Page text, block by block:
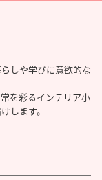
しや学びに意欲的な
を彩るインテリア小
します。